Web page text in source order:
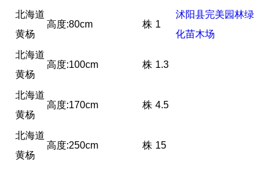
沭阳县完美园林绿
化苗木场
北海道
黄杨
高度:80cm 株 1
北海道
黄杨
高度:100cm 株 1.3
北海道
黄杨
高度:170cm 株 4.5
北海道
黄杨
高度:250cm 株 15